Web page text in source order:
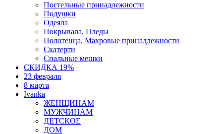
Постельные принадлежности
Подушки
Одеяла
Покрывала, Пледы
Полотенца, Махровые принадлежности
Скатерти
Спальные мешки
СКИДКА 19%
23 февраля
8 марта
Ivanka
ЖЕНЩИНАМ
МУЖЧИНАМ
ДЕТСКОЕ
ДОМ